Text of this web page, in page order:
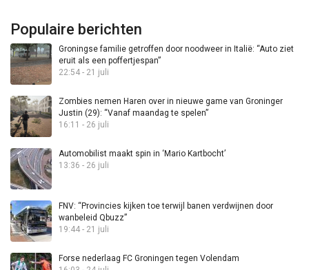
Populaire berichten
Groningse familie getroffen door noodweer in Italië: “Auto ziet
eruit als een poffertjespan”
22:54 - 21 juli
Zombies nemen Haren over in nieuwe game van Groninger
Justin (29): “Vanaf maandag te spelen”
16:11 - 26 juli
Automobilist maakt spin in ‘Mario Kartbocht’
13:36 - 26 juli
FNV: “Provincies kijken toe terwijl banen verdwijnen door
wanbeleid Qbuzz”
19:44 - 21 juli
Forse nederlaag FC Groningen tegen Volendam